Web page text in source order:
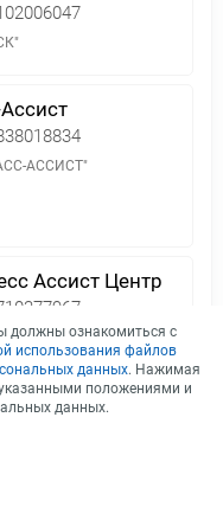
АССИСТ"
Ассист Центр
АССИСТ ЦЕНТР"
должны ознакомиться с
использования файлов
данных. Нажимая
положениями и
данных.